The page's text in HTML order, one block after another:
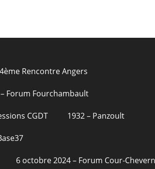
Rencontre Angers
Forum Fourchambault
CGDT 1932 – Panzoult
6 octobre 2024 – Forum Cour-